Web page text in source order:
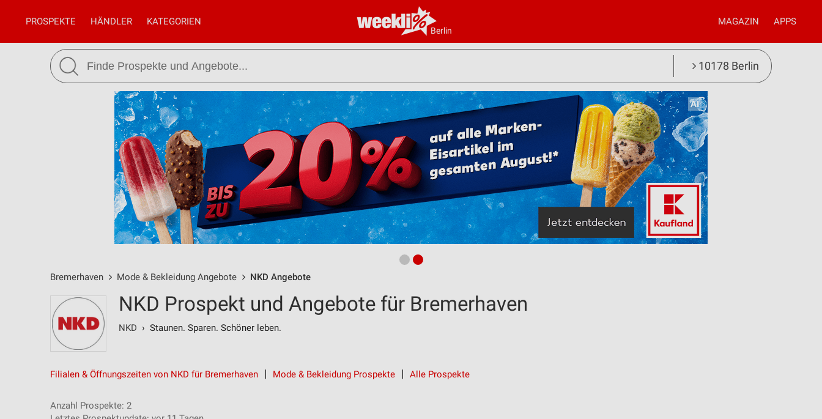
Berlin
PROSPEKTE HÄNDLER KATEGORIEN MAGAZIN APPS
10178 Berlin
Bremerhaven Mode & Bekleidung Angebote NKD Angebote
NKD Prospekt und Angebote für Bremerhaven
NKD › Staunen. Sparen. Schöner leben.
Filialen & Öffnungszeiten von NKD für Bremerhaven Mode & Bekleidung Prospekte Alle Prospekte
Anzahl Prospekte: 2